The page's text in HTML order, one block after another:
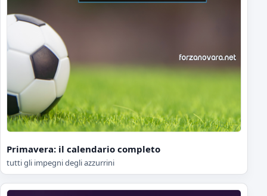
Primavera: il calendario completo
tutti gli impegni degli azzurrini